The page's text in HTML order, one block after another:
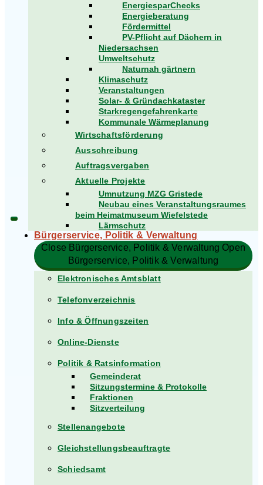
EnergiesparChecks
Energieberatung
Fördermittel
PV-Pflicht auf Dächern in
Niedersachsen
Umweltschutz
Naturnah gärtnern
Klimaschutz
Veranstaltungen
Solar- & Gründachkataster
Starkregengefahrenkarte
Kommunale Wärmeplanung
Wirtschaftsförderung
Ausschreibung
Auftragsvergaben
Aktuelle Projekte
Umnutzung MZG Gristede
Neubau eines Veranstaltungsraumes
beim Heimatmuseum Wiefelstede
Lärmschutz
Bürgerservice, Politik & Verwaltung​
Close Bürgerservice, Politik & Verwaltung​ Open
Bürgerservice, Politik & Verwaltung​
Elektronisches Amtsblatt
Telefonverzeichnis
Info & Öffnungszeiten
Online-Dienste
Politik & Ratsinformation
Gemeinderat
Sitzungstermine & Protokolle
Fraktionen
Sitzverteilung
Stellenangebote
Gleichstellungsbeauftragte
Schiedsamt